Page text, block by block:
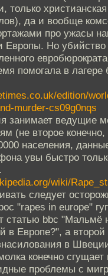
только
да и вообще
про ужасы
Европы. Но убийство
помогала в лагере
edition/
murder-cs09g0nqs
занимает ведущие
(не второе конечно,
населения,
увы быстро
wiki/
следует
"rapes in europe"
статью bbc "Мальмё
в Европе?", а
в
конечно сгущает
проблемы с